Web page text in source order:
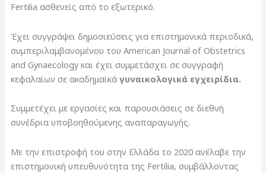
Fertilia ασθενείς από το εξωτερικό.
Έχει συγγράψει δημοσιεύσεις για επιστημονικά περιοδικά,
συμπεριλαμβανομένου του American Journal of Obstetrics
and Gynaecology και έχει συμμετάσχει σε συγγραφή
κεφαλαίων σε ακαδημαϊκά γυναικολογικά εγχειρίδια.
Συμμετέχει με εργασίες και παρουσιάσεις σε διεθνή
συνέδρια υποβοηθούμενης αναπαραγωγής.
Με την επιστροφή του στην Ελλάδα το 2020 ανέλαβε την
επιστημονική υπευθυνότητα της Fertilia, συμβάλλοντας